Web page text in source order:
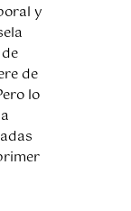
y
de
lo